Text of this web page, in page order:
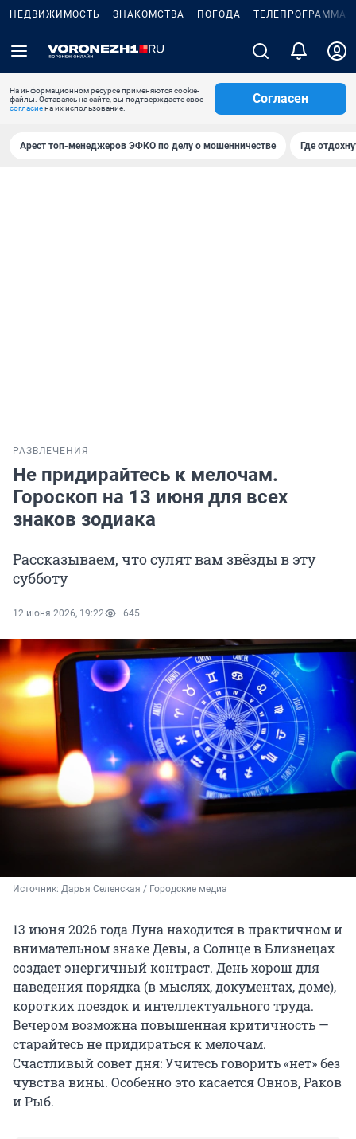
НЕДВИЖИМОСТЬ ЗНАКОМСТВА ПОГОДА ТЕЛЕПРОГРАММА
На информационном ресурсе применяются cookie-
файлы. Оставаясь на сайте, вы подтверждаете свое
согласиена их использование.
Согласен
Арест топ-менеджеров ЭФКО по делу о мошенничестве Где
РАЗВЛЕЧЕНИЯ
Не придирайтесь к мелочам.
Гороскоп на 13 июня для всех
знаков зодиака
Рассказываем, что сулят вам звёзды в эту
субботу
12 июня 2026, 19:22 645
Источник: Дарья Селенская / Городские медиа
13 июня 2026 года Луна находится в практичном и
внимательном знаке Девы, а Солнце в Близнецах
создает энергичный контраст. День хорош для
наведения порядка (в мыслях, документах, доме),
коротких поездок и интеллектуального труда.
Вечером возможна повышенная критичность —
старайтесь не придираться к мелочам.
Счастливый совет дня: Учитесь говорить «нет» без
чувства вины. Особенно это касается Овнов, Раков
и Рыб.